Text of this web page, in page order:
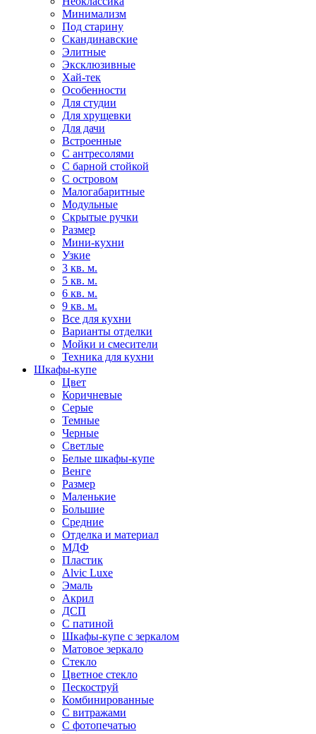
Минимализм
Под старину
Скандинавские
Элитные
Эксклюзивные
Хай-тек
Особенности
Для студии
Для хрущевки
Для дачи
Встроенные
С антресолями
С барной стойкой
С островом
Малогабаритные
Модульные
Скрытые ручки
Размер
Мини-кухни
Узкие
3 кв. м.
5 кв. м.
6 кв. м.
9 кв. м.
Все для кухни
Варианты отделки
Мойки и смесители
Техника для кухни
Шкафы-купе
Цвет
Коричневые
Серые
Темные
Черные
Светлые
Белые шкафы-купе
Венге
Размер
Маленькие
Большие
Средние
Отделка и материал
МДФ
Пластик
Alvic Luxe
Эмаль
Акрил
ДСП
С патиной
Шкафы-купе с зеркалом
Матовое зеркало
Стекло
Цветное стекло
Пескоструй
Комбинированные
С витражами
С фотопечатью